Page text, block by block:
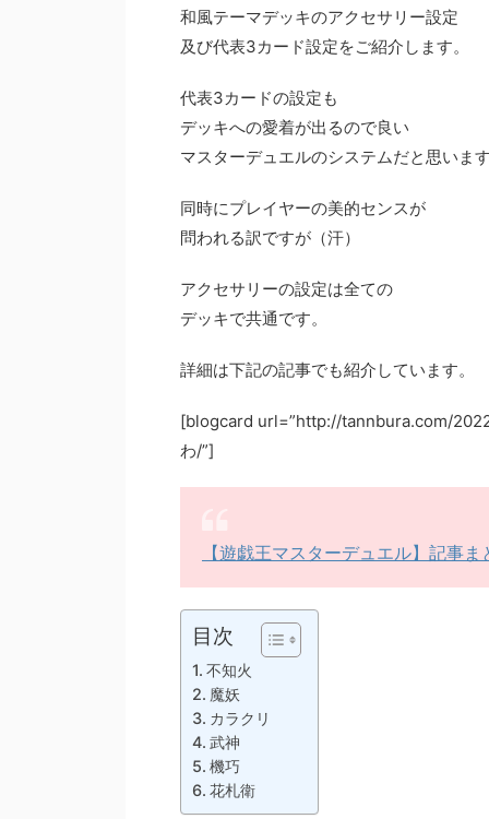
和風テーマデッキのアクセサリー設定
及び代表3カード設定をご紹介します。
代表3カードの設定も
デッキへの愛着が出るので良い
マスターデュエルのシステムだと思いま
同時にプレイヤーの美的センスが
問われる訳ですが（汗）
アクセサリーの設定は全ての
デッキで共通です。
詳細は下記の記事でも紹介しています。
[blogcard url=”http://tannbura.com/
わ/”]
【遊戯王マスターデュエル】記事ま
目次
不知火
魔妖
カラクリ
武神
機巧
花札衛